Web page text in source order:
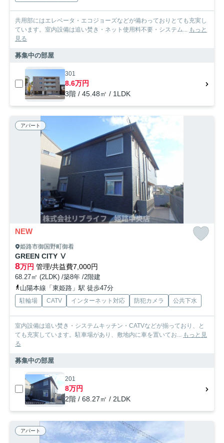
共用部にはエレベータ・エコジョーズなどが備わっておりとても充実し
ています。室内設備は追い焚き・ネット使用料不要・システム... もっと
見る
募集中の部屋
301
8.6万円
3階 / 45.48㎡ / 1LDK
アパート
NEW
姫路市御国野町御着
GREEN CITY Ⅴ
8万円 管理/共益費7,000円
68.27㎡ (2LDK) /築8年 /2階建
山陽本線「東姫路」駅 徒歩47分
駐輪場 CATV インターネット対応 防犯カメラ 公共下水
室内設備は追い焚き・システムキッチン・CATVなどが揃っており、と
ても充実しています。駐車場があり、敷地内に車を置いてお... もっと見
る
募集中の部屋
201
8万円
2階 / 68.27㎡ / 2LDK
アパート